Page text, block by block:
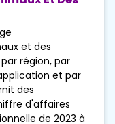
et des
région, par
et par
des
d'affaires
de 2023 à